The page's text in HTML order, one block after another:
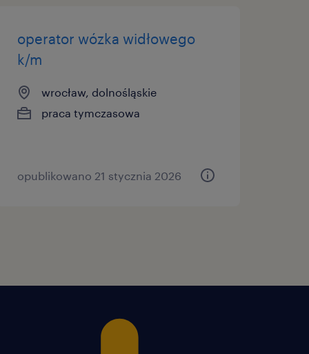
nam na osobach,
ma znaczenie.
zależy od Twojego
gwarantowany płatny
środowiska (to nie
operator wózka widłowego
k/m
wrocław, dolnośląskie
praca tymczasowa
opublikowano 21 stycznia 2026